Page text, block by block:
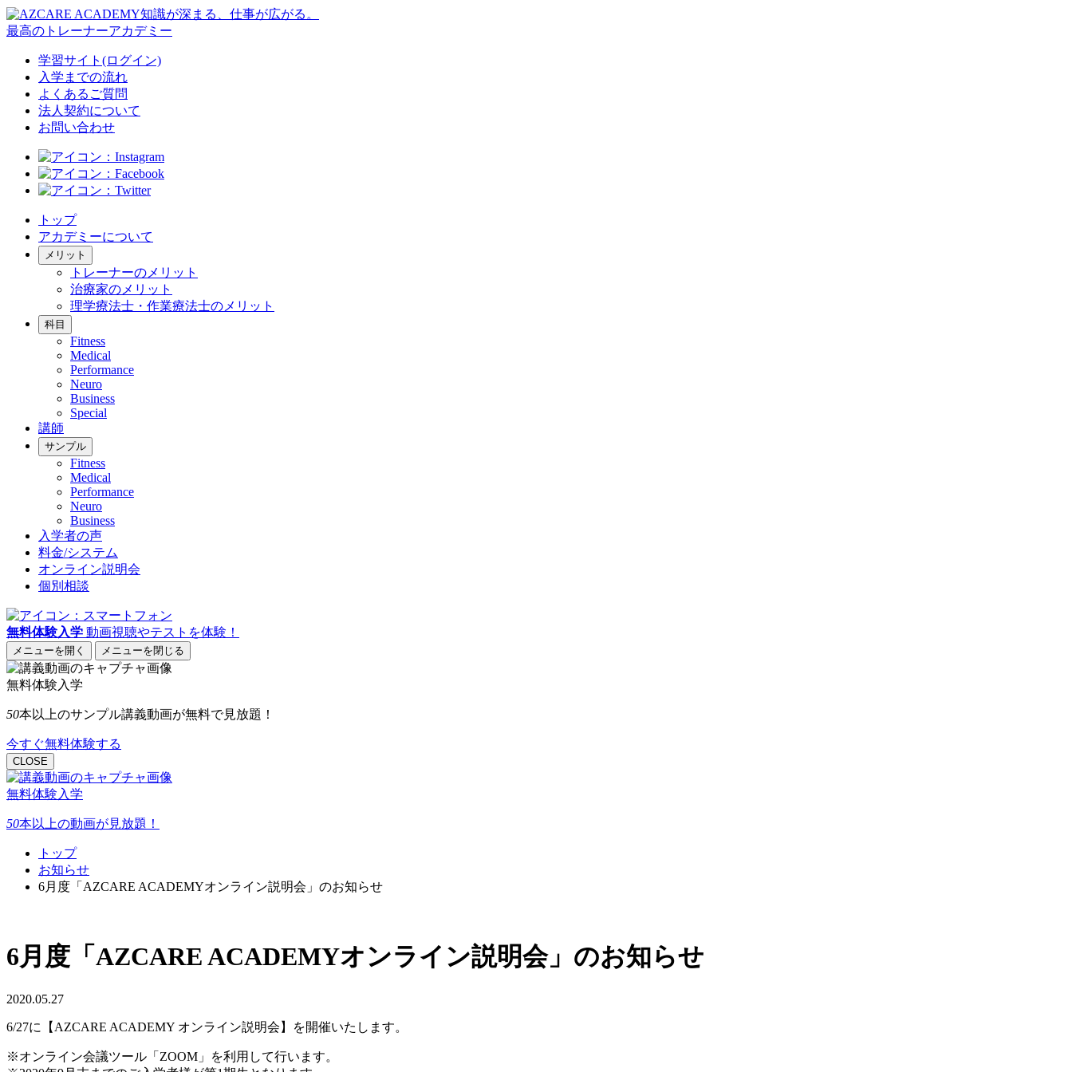
知識が深まる、仕事が広がる。
最高のトレーナーアカデミー
学習サイト(ログイン)
入学までの流れ
よくあるご質問
法人契約について
お問い合わせ
トップ
アカデミーについて
メリット
トレーナーのメリット
治療家のメリット
理学療法士・作業療法士のメリット
科目
Fitness
Medical
Performance
Neuro
Business
Special
講師
サンプル
Fitness
Medical
Performance
Neuro
Business
入学者の声
料金/システム
オンライン説明会
個別相談
無料体験入学 動画視聴やテストを体験！
メニューを開く メニューを閉じる
無料体験入学
50本以上のサンプル講義動画が無料で見放題！
今すぐ無料体験する
CLOSE
無料体験入学
50本以上の動画が見放題！
トップ
お知らせ
6月度「AZCARE ACADEMYオンライン説明会」のお知らせ
6月度「AZCARE ACADEMYオンライン説明会」のお知らせ
2020.05.27
6/27に【AZCARE ACADEMY オンライン説明会】を開催いたします。
※オンライン会議ツール「ZOOM」を利用して行います。